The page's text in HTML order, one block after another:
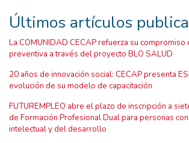
Últimos artículos
La COMUNIDAD CECAP refuerza su compromiso
preventiva a través del proyecto BLO SALUD
20 años de innovación social: CECAP presenta
evolución de su modelo de capacitación
FUTUREMPLEO abre el plazo de inscripción a
de Formación Profesional Dual para personas
intelectual y del desarrollo